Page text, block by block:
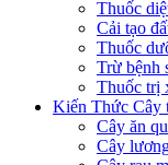
Thuốc
Cải tạo
Thuốc
Trừ bệnh
Thuốc trị
Kiến Thức Cây
Cây ăn
Cây